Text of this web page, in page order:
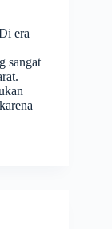
era
sangat